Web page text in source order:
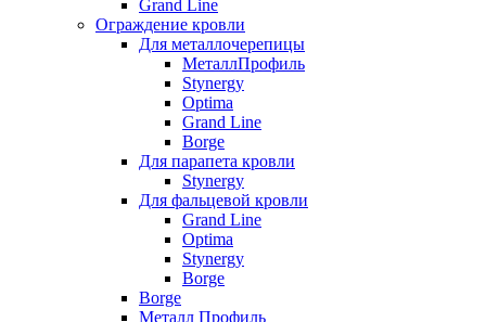
Grand Line
Ограждение кровли
Для металлочерепицы
МеталлПрофиль
Stynergy
Optima
Grand Line
Borge
Для парапета кровли
Stynergy
Для фальцевой кровли
Grand Line
Optima
Stynergy
Borge
Borge
Металл Профиль